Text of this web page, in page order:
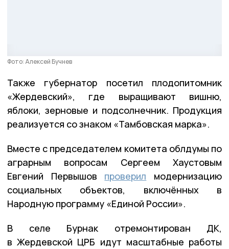
Фото: Алексей Бучнев
Также губернатор посетил плодопитомник
«Жердевский», где выращивают вишню,
яблоки, зерновые и подсолнечник. Продукция
реализуется со знаком «Тамбовская марка».
Вместе с председателем комитета облдумы по
аграрным вопросам Сергеем Хаустовым
Евгений Первышов проверил модернизацию
социальных объектов, включённых в
Народную программу «Единой России».
В селе Бурнак отремонтирован ДК,
в Жердевской ЦРБ идут масштабные работы